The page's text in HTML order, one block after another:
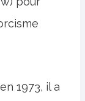
1973, il a